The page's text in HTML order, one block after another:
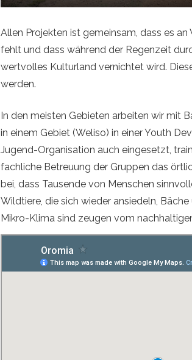
Allen Projekten ist gemeinsam, dass es
fehlt und dass während der Regenzeit
wertvolles Kulturland vernichtet wird.
werden.
In den meisten Gebieten arbeiten wir mit
in einem Gebiet (Weliso) in einer Youth
Jugend-Organisation auch eingesetzt,
fachliche Betreuung der Gruppen das
bei, dass Tausende von Menschen
Wildtiere, die sich wieder ansiedeln,
Mikro-Klima sind zeugen vom